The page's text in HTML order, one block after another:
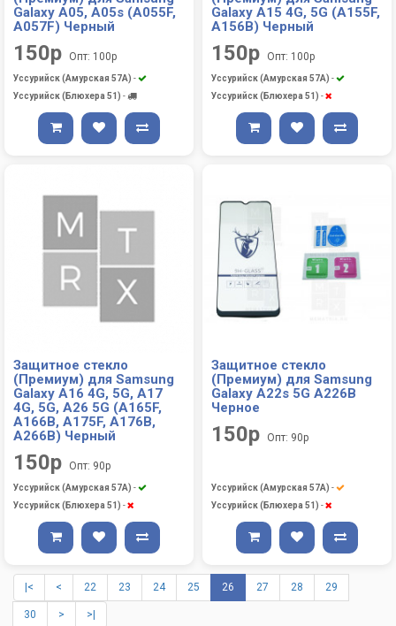
Galaxy A05, A05s (A055F,
A057F) Черный
150р Опт: 100р
Уссурийск (Амурская 57А) -
Уссурийск (Блюхера 51) -
Galaxy A15 4G, 5G (A155F,
A156B) Черный
150р Опт: 100р
Уссурийск (Амурская 57А) -
Уссурийск (Блюхера 51) -
Защитное стекло
(Премиум) для Samsung
Galaxy A16 4G, 5G, A17
4G, 5G, A26 5G (A165F,
A166B, A175F, A176B,
A266B) Черный
150р Опт: 90р
Уссурийск (Амурская 57А) -
Уссурийск (Блюхера 51) -
Защитное стекло
(Премиум) для Samsung
Galaxy A22s 5G A226B
Черное
150р Опт: 90р
Уссурийск (Амурская 57А) -
Уссурийск (Блюхера 51) -
|< < 22 23 24 25 26 27 28 29
30 > >|